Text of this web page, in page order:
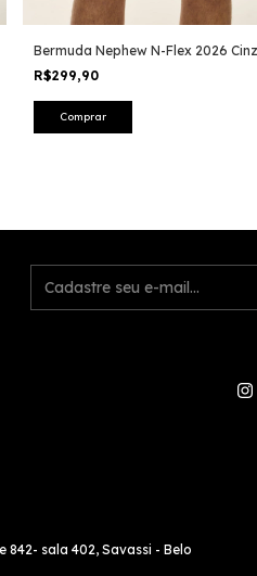
Bermuda Nephew N-Flex 2026
R$299,90
Comprar
842- sala 402, Savassi - Belo